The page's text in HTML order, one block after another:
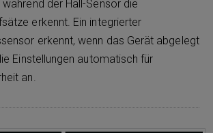
der Hall-Sensor die
erkennt. Ein integrierter
erkennt, wenn das Gerät abgelegt
Einstellungen automatisch für
an.